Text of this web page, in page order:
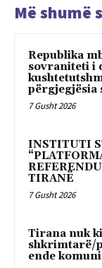
Më shumë
Republika
sovraniteti i
përgjegjësia
7 Gusht 2026
INSTITUTI
TIRANË
7 Gusht 2026
Tirana nuk
shkrimtarë/
ende